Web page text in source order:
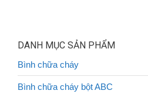
DANH MỤC SẢN PHẨM
Bình chữa cháy
Bình chữa cháy bột ABC